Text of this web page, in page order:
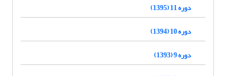
دوره 11 (1395)
دوره 10 (1394)
دوره 9 (1393)